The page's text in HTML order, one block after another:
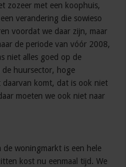
zozeer met een koophuis,
verandering die sowieso
voordat we daar zijn, maar
de periode van vóór 2008,
niet alles goed op de
huursector, hoge
daarvan komt, dat is ook niet
moeten we ook niet naar
woningmarkt is een hele
kost nu eenmaal tijd. We